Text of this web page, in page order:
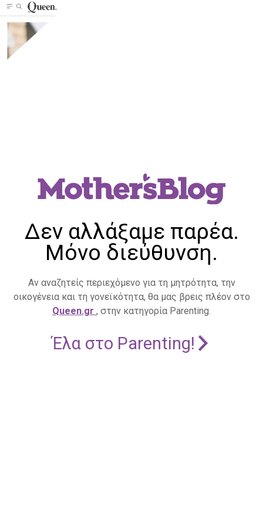
Δεν αλλάξαμε παρέα.
Μόνο διεύθυνση.
Αν αναζητείς περιεχόμενο για τη μητρότητα, την
οικογένεια και τη γονεϊκότητα, θα μας βρεις πλέον στο
Queen.gr , στην κατηγορία Parenting.
Έλα στο Parenting!